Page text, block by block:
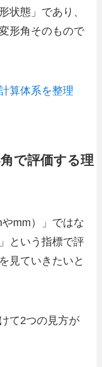
状態」であり、
形角そのもので
算体系を整理
で評価する理
mm）」ではな
という指標で評
見ていきたいと
て2つの見方が